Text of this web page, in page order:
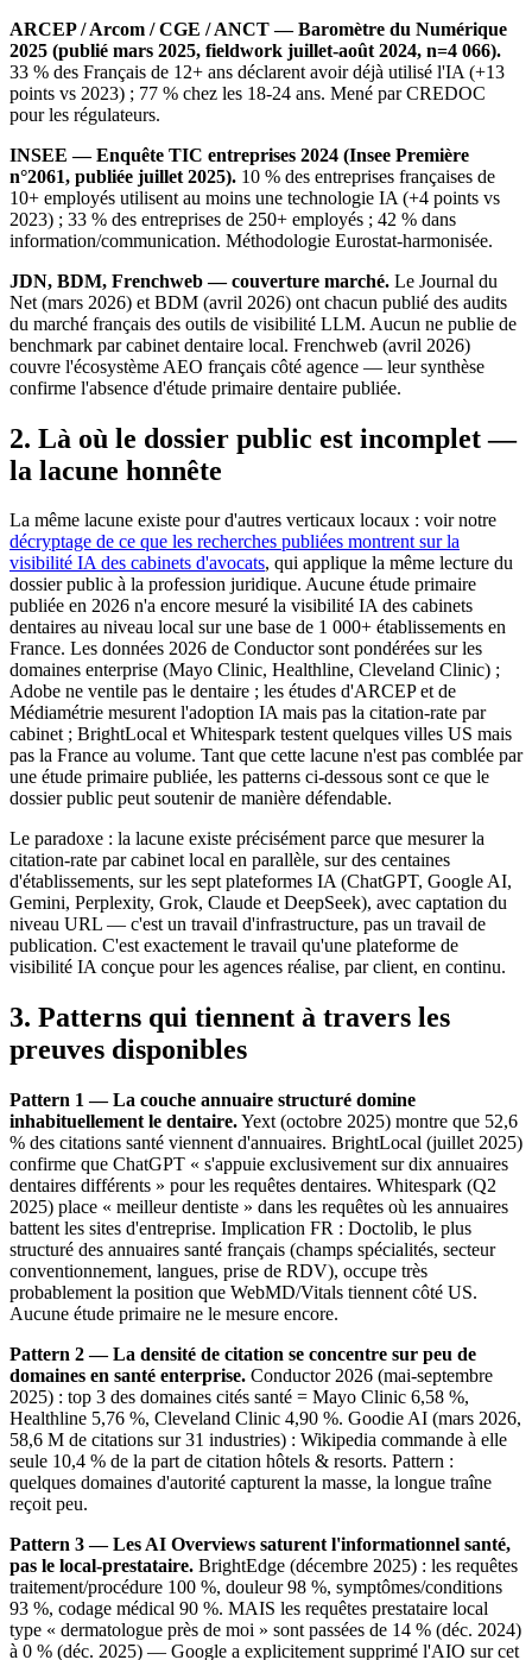
ARCEP / Arcom / CGE / ANCT — Baromètre du Numérique
2025 (publié mars 2025, fieldwork juillet-août 2024, n=4 066).
33 % des Français de 12+ ans déclarent avoir déjà utilisé l'IA (+13
points vs 2023) ; 77 % chez les 18-24 ans. Mené par CREDOC
pour les régulateurs.
INSEE — Enquête TIC entreprises 2024 (Insee Première
n°2061, publiée juillet 2025). 10 % des entreprises françaises de
10+ employés utilisent au moins une technologie IA (+4 points vs
2023) ; 33 % des entreprises de 250+ employés ; 42 % dans
information/communication. Méthodologie Eurostat-harmonisée.
JDN, BDM, Frenchweb — couverture marché. Le Journal du
Net (mars 2026) et BDM (avril 2026) ont chacun publié des audits
du marché français des outils de visibilité LLM. Aucun ne publie de
benchmark par cabinet dentaire local. Frenchweb (avril 2026)
couvre l'écosystème AEO français côté agence — leur synthèse
confirme l'absence d'étude primaire dentaire publiée.
2. Là où le dossier public est incomplet —
la lacune honnête
La même lacune existe pour d'autres verticaux locaux : voir notre
décryptage de ce que les recherches publiées montrent sur la
visibilité IA des cabinets d'avocats, qui applique la même lecture du
dossier public à la profession juridique. Aucune étude primaire
publiée en 2026 n'a encore mesuré la visibilité IA des cabinets
dentaires au niveau local sur une base de 1 000+ établissements en
France. Les données 2026 de Conductor sont pondérées sur les
domaines enterprise (Mayo Clinic, Healthline, Cleveland Clinic) ;
Adobe ne ventile pas le dentaire ; les études d'ARCEP et de
Médiamétrie mesurent l'adoption IA mais pas la citation-rate par
cabinet ; BrightLocal et Whitespark testent quelques villes US mais
pas la France au volume. Tant que cette lacune n'est pas comblée par
une étude primaire publiée, les patterns ci-dessous sont ce que le
dossier public peut soutenir de manière défendable.
Le paradoxe : la lacune existe précisément parce que mesurer la
citation-rate par cabinet local en parallèle, sur des centaines
d'établissements, sur les sept plateformes IA (ChatGPT, Google AI,
Gemini, Perplexity, Grok, Claude et DeepSeek), avec captation du
niveau URL — c'est un travail d'infrastructure, pas un travail de
publication. C'est exactement le travail qu'une plateforme de
visibilité IA conçue pour les agences réalise, par client, en continu.
3. Patterns qui tiennent à travers les
preuves disponibles
Pattern 1 — La couche annuaire structuré domine
inhabituellement le dentaire.Yext (octobre 2025) montre que 52,6
% des citations santé viennent d'annuaires. BrightLocal (juillet 2025)
confirme que ChatGPT « s'appuie exclusivement sur dix annuaires
dentaires différents » pour les requêtes dentaires. Whitespark (Q2
2025) place « meilleur dentiste » dans les requêtes où les annuaires
battent les sites d'entreprise. Implication FR : Doctolib, le plus
structuré des annuaires santé français (champs spécialités, secteur
conventionnement, langues, prise de RDV), occupe très
probablement la position que WebMD/Vitals tiennent côté US.
Aucune étude primaire ne le mesure encore.
Pattern 2 — La densité de citation se concentre sur peu de
domaines en santé enterprise. Conductor 2026 (mai-septembre
2025) : top 3 des domaines cités santé = Mayo Clinic 6,58 %,
Healthline 5,76 %, Cleveland Clinic 4,90 %. Goodie AI (mars 2026,
58,6 M de citations sur 31 industries) : Wikipedia commande à elle
seule 10,4 % de la part de citation hôtels & resorts. Pattern :
quelques domaines d'autorité capturent la masse, la longue traîne
reçoit peu.
Pattern 3 — Les AI Overviews saturent l'informationnel santé,
pas le local-prestataire. BrightEdge (décembre 2025) : les requêtes
traitement/procédure 100 %, douleur 98 %, symptômes/conditions
93 %, codage médical 90 %. MAIS les requêtes prestataire local
type « dermatologue près de moi » sont passées de 14 % (déc. 2024)
à 0 % (déc. 2025) — Google a explicitement supprimé l'AIO sur cet